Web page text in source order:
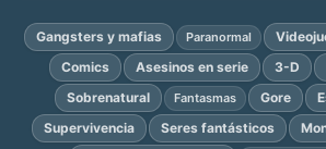
Gangsters y mafias Paranormal
Comics
Asesinos en serie 3-D
Sobrenatural
Fantasmas Gore
Supervivencia
Seres fantásticos